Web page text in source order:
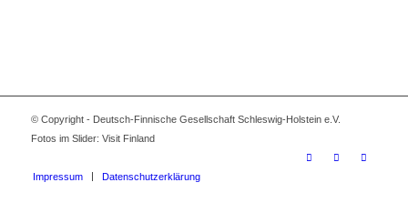
© Copyright - Deutsch-Finnische Gesellschaft Schleswig-Holstein e.V.
Fotos im Slider: Visit Finland
Impressum Datenschutzerklärung